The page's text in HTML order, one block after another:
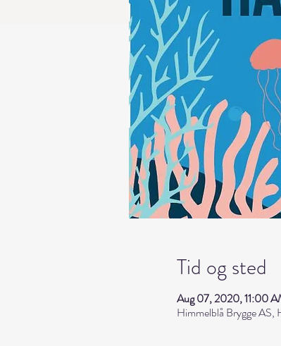
Tid og sted
Aug 07, 2020, 11:00
Himmelblå Brygge AS,